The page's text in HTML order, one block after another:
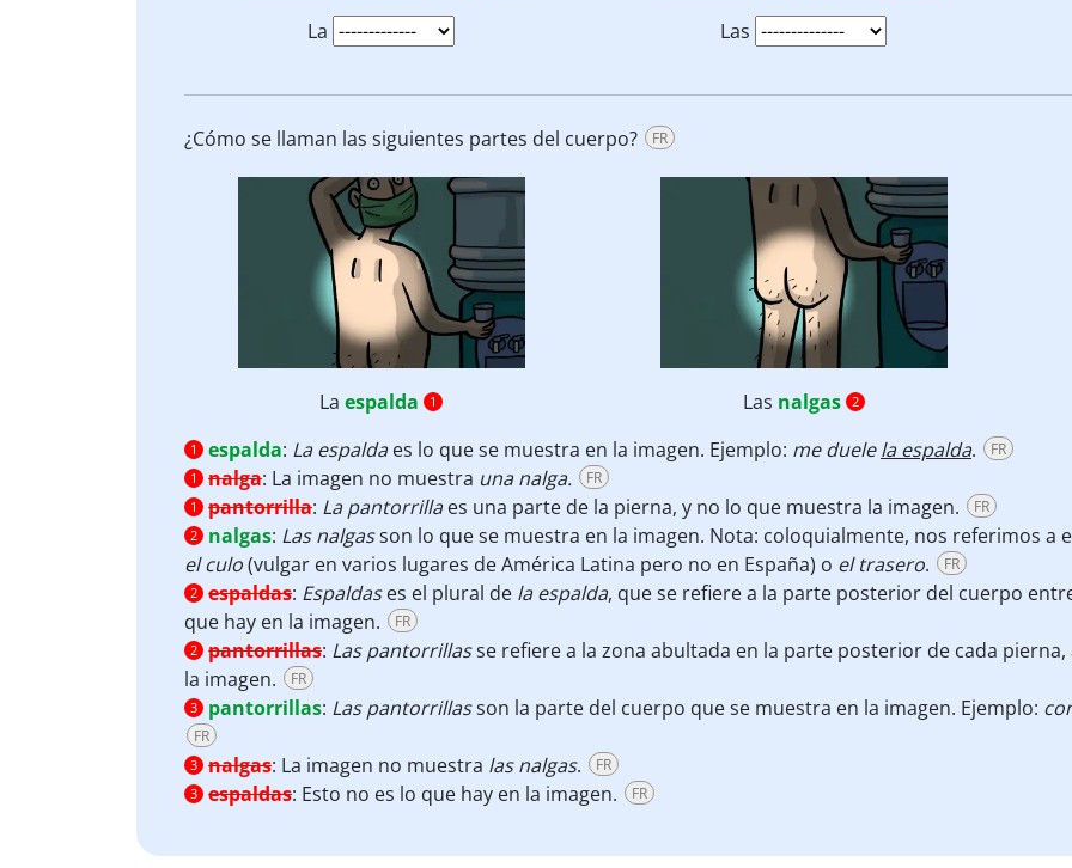
La Las
¿Cómo se llaman las siguientes partes del cuerpo? FR
Laespalda 1 Las nalgas 2
1 espalda: La espaldaes lo que se muestra en la imagen. Ejemplo: me duelela espalda. FR
1 nalga: La imagen no muestra una nalga. FR
1 pantorrilla: La pantorrillaes una parte de la pierna, y no lo que muestra la imagen. FR
2 nalgas: Las nalgasson lo que se muestra en la imagen. Nota: coloquialmente, nos referimos a
el culo(vulgar en varios lugares de América Latina pero no en España) o el trasero. FR
2 espaldas: Espaldases el plural de la espalda, que se refiere a la parte posterior del cuerpo
que hay en la imagen.
FR
2 pantorrillas: Las pantorrillasse refiere a la zona abultada en la parte posterior de cada
la imagen.
FR
3 pantorrillas: Las pantorrillasson la parte del cuerpo que se muestra en la imagen. Ejemplo:
FR
3 nalgas: La imagen no muestra las nalgas. FR
3 espaldas: Esto no es lo que hay en la imagen. FR